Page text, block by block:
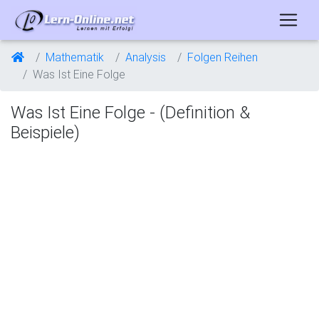
Mathematik Analysis
Folgen Reihen
Was Ist Eine Folge
Was Ist Eine Folge - (Definition &
Beispiele)